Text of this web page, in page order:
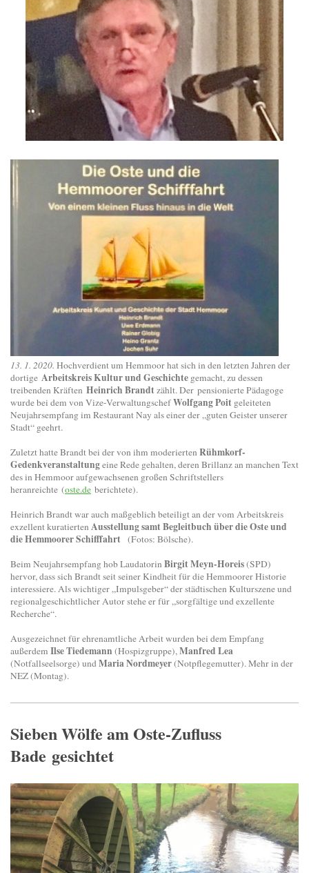
13. 1. 2020. Hochverdient um Hemmoor hat sich in den letzten Jahren der
dortige Arbeitskreis Kultur und Geschichte gemacht, zu dessen
treibenden Kräften Heinrich Brandtzählt. Der pensionierte Pädagoge
wurde bei dem von Vize-VerwaltungschefWolfgang Poit geleiteten
Neujahrsempfang im Restaurant Nay als einer der „guten Geister unserer
Stadt“ geehrt.
Zuletzt hatte Brandt bei der von ihm moderierten Rühmkorf-
Gedenkveranstaltungeine Rede gehalten, deren Brillanz an manchen Text
des in Hemmoor aufgewachsenen großen Schriftstellers
heranreichte (oste.de berichtete).
Heinrich Brandt war auch maßgeblich beteiligt an der vom Arbeitskreis
exzellent kuratierten Ausstellung samt Begleitbuch über die Oste und
die Hemmoorer Schifffahrt (Fotos: Bölsche).
Beim Neujahrsempfang hob Laudatorin Birgit Meyn-Horeis(SPD)
hervor, dass sich Brandt seit seiner Kindheit für die Hemmoorer Historie
interessiere. Als wichtiger „Impulsgeber“ der städtischen Kulturszene und
regionalgeschichtlicher Autor stehe er für „sorgfältige und exzellente
Recherche“.
Ausgezeichnet für ehrenamtliche Arbeit wurden bei dem Empfang
außerdem Ilse Tiedemann (Hospizgruppe),Manfred Lea
(Notfallseelsorge) undMaria Nordmeyer(Notpflegemutter). Mehr in der
NEZ (Montag).
Sieben Wölfe am Oste-Zufluss
Bade gesichtet